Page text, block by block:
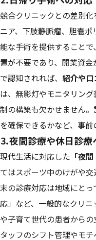
競合クリニックとの差別化
ニア、下肢静脈瘤、胆嚢
能な手術を提供すること
置が不要であり、開業資
で認知されれば、 紹介や口
は、無影灯やモニタリン
制の構築も欠かせません
を確保できるかなど、事
⒊夜間診療や休日診療
現代生活に対応した 「夜
てはスポーツ中のけがや
末の診療対応は地域にと
応」など、一般的なクリ
や子育て世代の患者から
タッフのシフト管理やモ